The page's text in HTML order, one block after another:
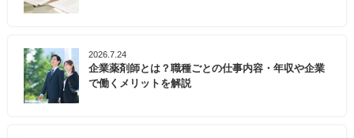
2026.7.24
企業薬剤師とは？職種ごとの仕事内容・年収や企業
で働くメリットを解説